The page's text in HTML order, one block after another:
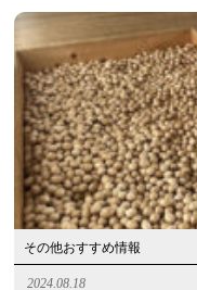
その他おすすめ情報
2024.08.18